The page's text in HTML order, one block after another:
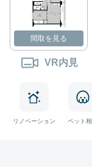
間取を見る
VR内見
リノベーション ペット